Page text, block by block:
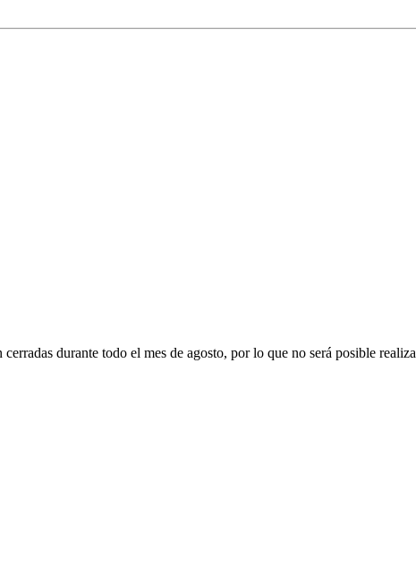
durante todo el mes de agosto, por lo que no será posible